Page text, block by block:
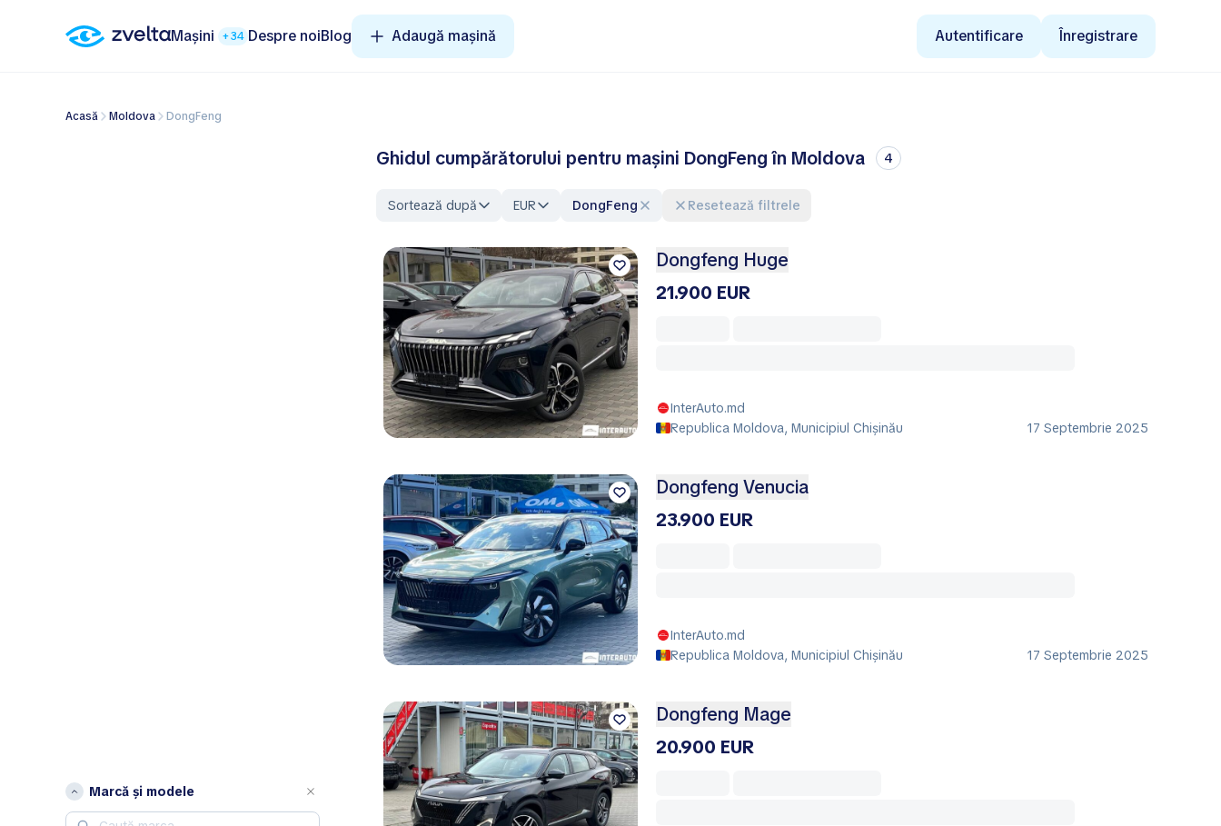
Mașini +34 Despre noiBlog Adaugă mașină Autentificare Înregistrare
Acasă Moldova DongFeng
Marcă și modele
Ghidul cumpărătorului pentru mașini DongFeng în Moldova 4
Sortează după EUR DongFeng Resetează filtrele
Dongfeng Huge
21.900 EUR
InterAuto.md
Republica Moldova, Municipiul Chișinău
17 Septembrie 2025
Dongfeng Venucia
23.900 EUR
InterAuto.md
Republica Moldova, Municipiul Chișinău
17 Septembrie 2025
Dongfeng Mage
20.900 EUR